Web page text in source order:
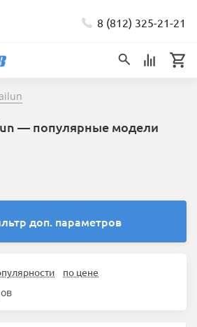
8 (812) 325-21-21
— популярные модели
доп. параметров
по цене